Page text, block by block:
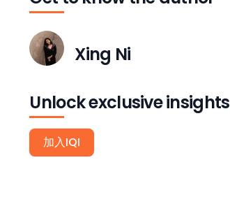
Xing Ni
Unlock exclusive insights
加入IQI